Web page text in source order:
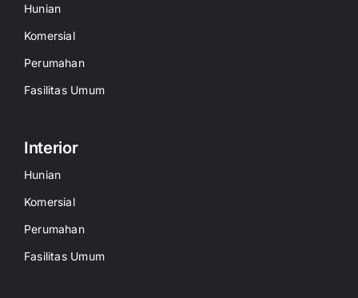
Hunian
Komersial
Perumahan
Fasilitas Umum
Interior
Hunian
Komersial
Perumahan
Fasilitas Umum